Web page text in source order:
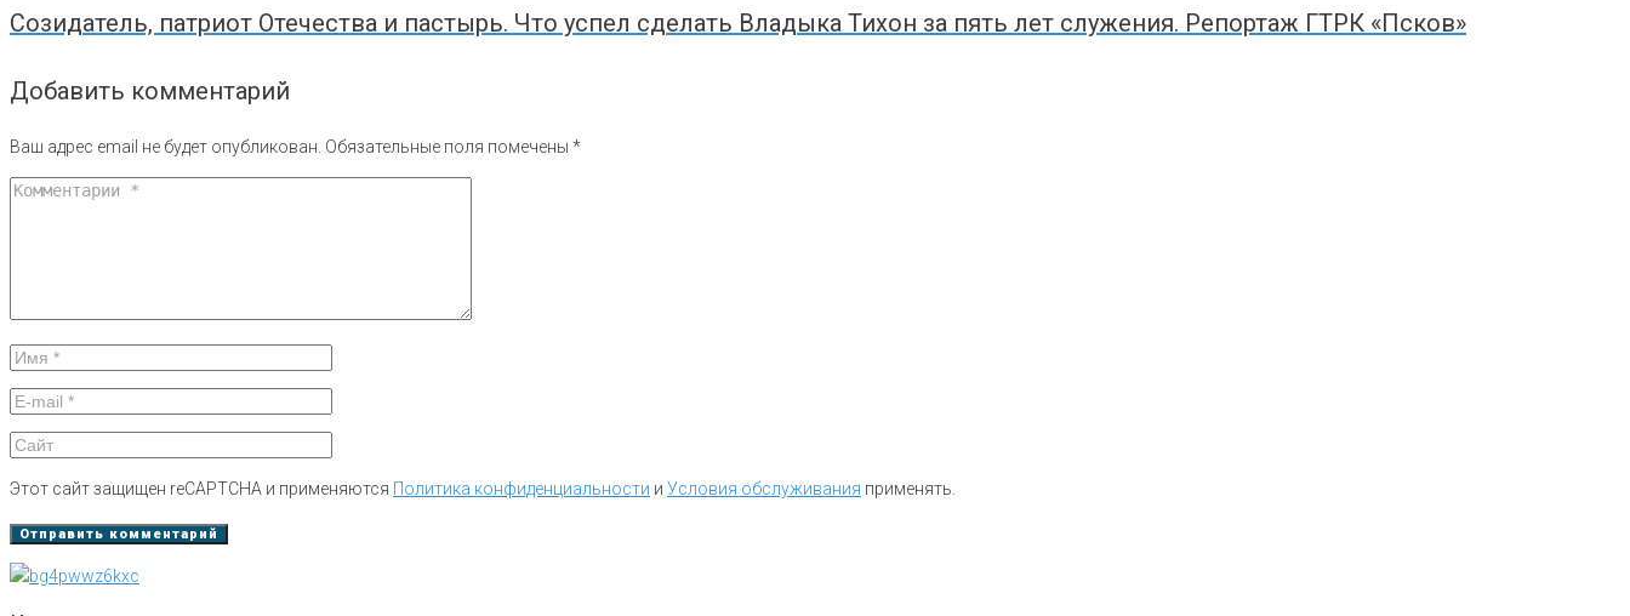
Созидатель, патриот Отечества и пастырь. Что успел сделать Владыка Тихон за пять лет служения. Репортаж ГТРК «Псков»
Добавить комментарий
Ваш адрес email не будет опубликован. Обязательные поля помечены *
Этот сайт защищен reCAPTCHA и применяются Политика конфиденциальности и Условия обслуживания применять.